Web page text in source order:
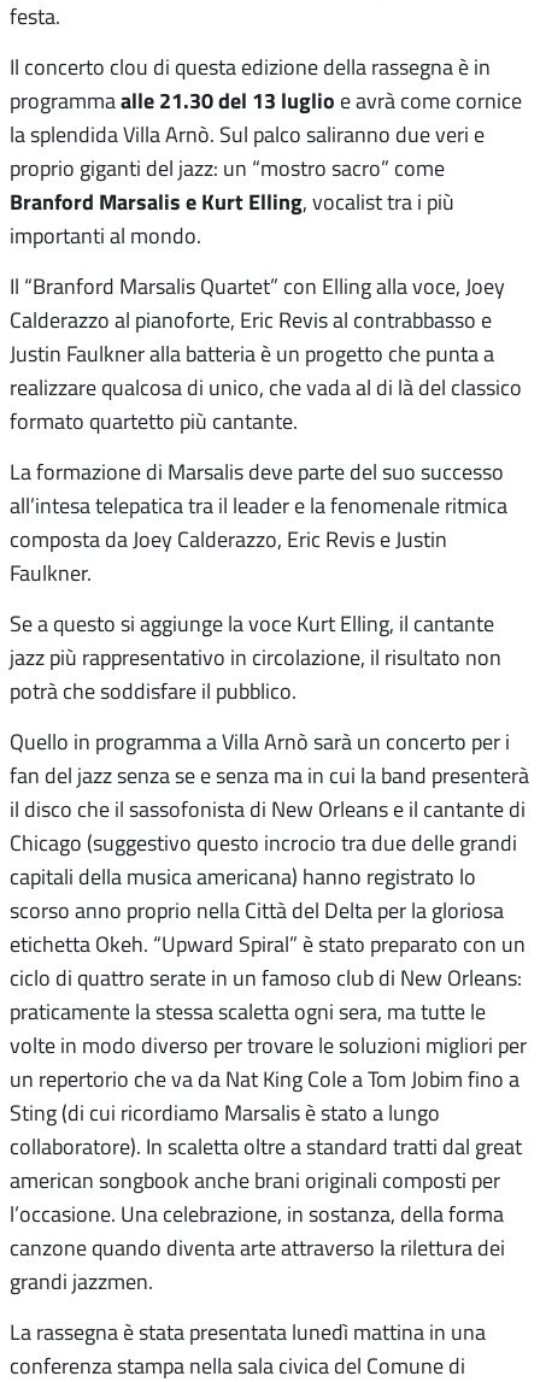
festa.
Il concerto clou di questa edizione della rassegna è in
programmaalle 21.30 del 13 luglio e avrà come cornice
la splendida Villa Arnò. Sul palco saliranno due veri e
proprio giganti del jazz: un “mostro sacro” come
Branford Marsalis e Kurt Elling, vocalist tra i più
importanti al mondo.
Il “Branford Marsalis Quartet” con Elling alla voce, Joey
Calderazzo al pianoforte, Eric Revis al contrabbasso e
Justin Faulkner alla batteria è un progetto che punta a
realizzare qualcosa di unico, che vada al di là del classico
formato quartetto più cantante.
La formazione di Marsalis deve parte del suo successo
all’intesa telepatica tra il leader e la fenomenale ritmica
composta da Joey Calderazzo, Eric Revis e Justin
Faulkner.
Se a questo si aggiunge la voce Kurt Elling, il cantante
jazz più rappresentativo in circolazione, il risultato non
potrà che soddisfare il pubblico.
Quello in programma a Villa Arnò sarà un concerto per i
fan del jazz senza se e senza ma in cui la band presenterà
il disco che il sassofonista di New Orleans e il cantante di
Chicago (suggestivo questo incrocio tra due delle grandi
capitali della musica americana) hanno registrato lo
scorso anno proprio nella Città del Delta per la gloriosa
etichetta Okeh. “Upward Spiral” è stato preparato con un
ciclo di quattro serate in un famoso club di New Orleans:
praticamente la stessa scaletta ogni sera, ma tutte le
volte in modo diverso per trovare le soluzioni migliori per
un repertorio che va da Nat King Cole a Tom Jobim fino a
Sting (di cui ricordiamo Marsalis è stato a lungo
collaboratore). In scaletta oltre a standard tratti dal great
american songbook anche brani originali composti per
l’occasione. Una celebrazione, in sostanza, della forma
canzone quando diventa arte attraverso la rilettura dei
grandi jazzmen.
La rassegna è stata presentata lunedì mattina in una
conferenza stampa nella sala civica del Comune di